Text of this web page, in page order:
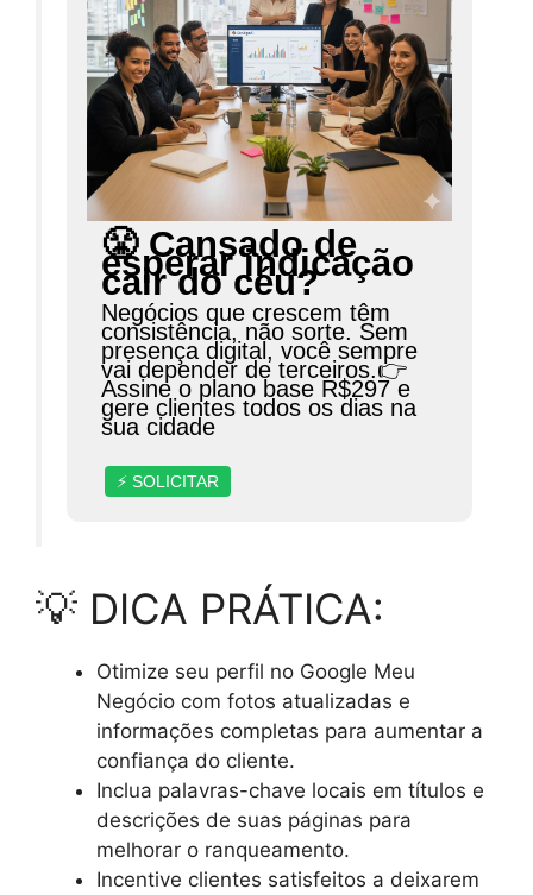
😤 Cansado de
esperar indicação
cair do céu?
Negócios que crescem têm
consistência, não sorte. Sem
presença digital, você sempre
vai depender de terceiros.👉
Assine o plano base R$297 e
gere clientes todos os dias na
sua cidade
⚡ SOLICITAR
💡 DICA PRÁTICA:
Otimize seu perfil no Google Meu
Negócio com fotos atualizadas e
informações completas para aumentar a
confiança do cliente.
Inclua palavras-chave locais em títulos e
descrições de suas páginas para
melhorar o ranqueamento.
Incentive clientes satisfeitos a deixarem